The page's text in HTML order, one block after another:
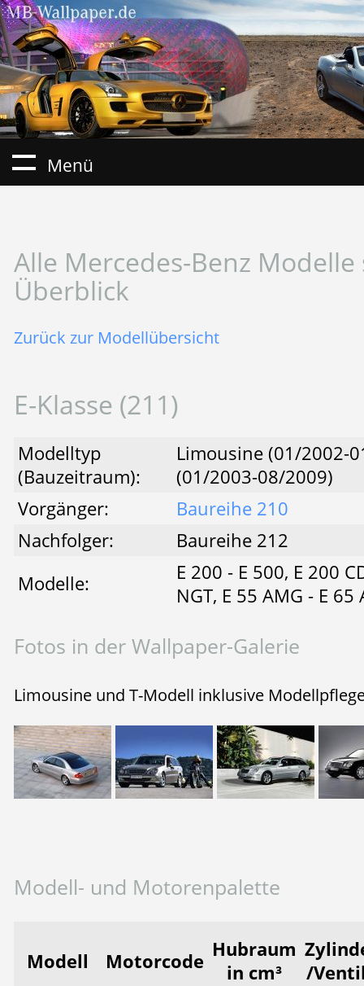
Menü
Alle Mercedes-Benz
Überblick
Zurück zur Modellübersicht
E-Klasse (211)
Modelltyp
(Bauzeitraum):
Limousine (01/2002-
(01/2003-08/2009)
Vorgänger:
Baureihe 210
Nachfolger:
Baureihe 212
Modelle:
E 200 - E 500, E 200
NGT, E 55 AMG - E 65
Fotos in der Wallpaper-Galerie
Limousine und T-Modell inklusive
Modell- und Motorenpalette
Modell Motorcode Hubraum
in cm³
/